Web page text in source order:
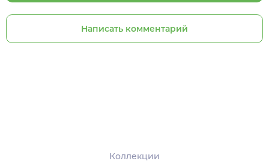
Написать комментарий
Коллекции